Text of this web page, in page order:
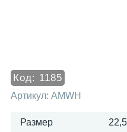
Код: 1185
Артикул: AMWH
Размер